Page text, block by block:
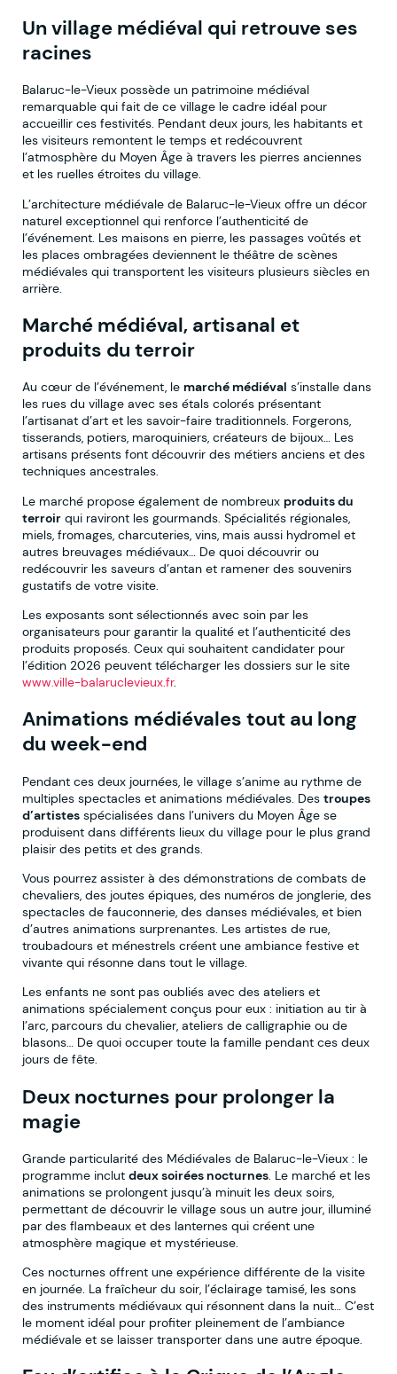
Un village médiéval qui retrouve ses
racines
Balaruc-le-Vieux possède un patrimoine médiéval
remarquable qui fait de ce village le cadre idéal pour
accueillir ces festivités. Pendant deux jours, les habitants et
les visiteurs remontent le temps et redécouvrent
l’atmosphère du Moyen Âge à travers les pierres anciennes
et les ruelles étroites du village.
L’architecture médiévale de Balaruc-le-Vieux offre un décor
naturel exceptionnel qui renforce l’authenticité de
l’événement. Les maisons en pierre, les passages voûtés et
les places ombragées deviennent le théâtre de scènes
médiévales qui transportent les visiteurs plusieurs siècles en
arrière.
Marché médiéval, artisanal et
produits du terroir
Au cœur de l’événement, le marché médiéval s’installe dans
les rues du village avec ses étals colorés présentant
l’artisanat d’art et les savoir-faire traditionnels. Forgerons,
tisserands, potiers, maroquiniers, créateurs de bijoux… Les
artisans présents font découvrir des métiers anciens et des
techniques ancestrales.
Le marché propose également de nombreux produits du
terroir qui raviront les gourmands. Spécialités régionales,
miels, fromages, charcuteries, vins, mais aussi hydromel et
autres breuvages médiévaux… De quoi découvrir ou
redécouvrir les saveurs d’antan et ramener des souvenirs
gustatifs de votre visite.
Les exposants sont sélectionnés avec soin par les
organisateurs pour garantir la qualité et l’authenticité des
produits proposés. Ceux qui souhaitent candidater pour
l’édition 2026 peuvent télécharger les dossiers sur le site
www.ville-balaruclevieux.fr.
Animations médiévales tout au long
du week-end
Pendant ces deux journées, le village s’anime au rythme de
multiples spectacles et animations médiévales. Des troupes
d’artistes spécialisées dans l’univers du Moyen Âge se
produisent dans différents lieux du village pour le plus grand
plaisir des petits et des grands.
Vous pourrez assister à des démonstrations de combats de
chevaliers, des joutes épiques, des numéros de jonglerie, des
spectacles de fauconnerie, des danses médiévales, et bien
d’autres animations surprenantes. Les artistes de rue,
troubadours et ménestrels créent une ambiance festive et
vivante qui résonne dans tout le village.
Les enfants ne sont pas oubliés avec des ateliers et
animations spécialement conçus pour eux : initiation au tir à
l’arc, parcours du chevalier, ateliers de calligraphie ou de
blasons… De quoi occuper toute la famille pendant ces deux
jours de fête.
Deux nocturnes pour prolonger la
magie
Grande particularité des Médiévales de Balaruc-le-Vieux : le
programme inclut deux soirées nocturnes. Le marché et les
animations se prolongent jusqu’à minuit les deux soirs,
permettant de découvrir le village sous un autre jour, illuminé
par des flambeaux et des lanternes qui créent une
atmosphère magique et mystérieuse.
Ces nocturnes offrent une expérience différente de la visite
en journée. La fraîcheur du soir, l’éclairage tamisé, les sons
des instruments médiévaux qui résonnent dans la nuit… C’est
le moment idéal pour profiter pleinement de l’ambiance
médiévale et se laisser transporter dans une autre époque.